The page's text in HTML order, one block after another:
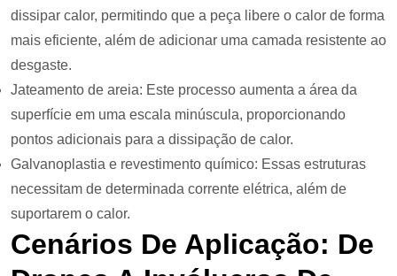
dissipar calor, permitindo que a peça libere o calor de forma
mais eficiente, além de adicionar uma camada resistente ao
desgaste.
Jateamento de areia: Este processo aumenta a área da
superfície em uma escala minúscula, proporcionando
pontos adicionais para a dissipação de calor.
Galvanoplastia e revestimento químico: Essas estruturas
necessitam de determinada corrente elétrica, além de
suportarem o calor.
Cenários De Aplicação: De